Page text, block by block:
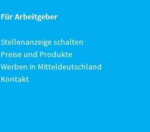
Für Arbeitgeber
Stellenanzeige schalten
Preise und Produkte
Werben in Mitteldeutschland
Kontakt